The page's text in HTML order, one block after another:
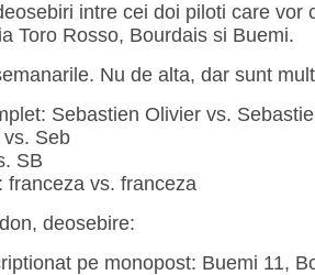
intre cei doi piloti care vor
Toro Rosso, Bourdais si Buemi.
Nu de alta, dar sunt
Sebastien Olivier vs.
Seb
SB
franceza vs. franceza
deosebire:
pe monopost: Buemi 11,